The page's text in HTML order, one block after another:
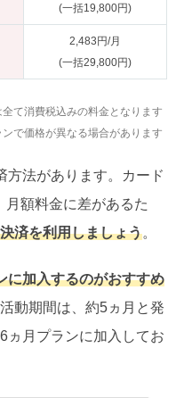
(一括19,800円)
2,483円/月
(一括29,800円)
て消費税込みの料金となります
で価格が異なる場合があります
方法があります。カード
額料金に差があるた
済を利用しましょう。
に加入するのがおすすめ
動期間は、約5ヵ月と発
ヵ月プランに加入してお